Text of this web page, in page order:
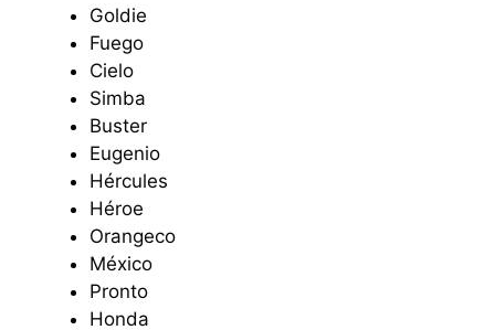
Goldie
Fuego
Cielo
Simba
Buster
Eugenio
Hércules
Héroe
Orangeco
México
Pronto
Honda